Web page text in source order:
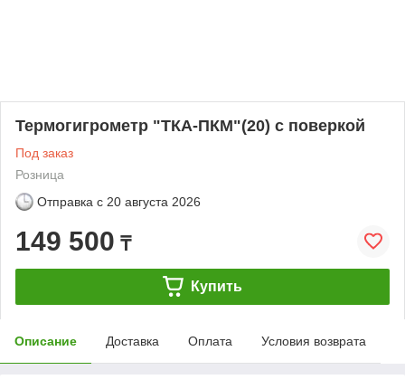
Термогигрометр "ТКА-ПКМ"(20) с поверкой
Под заказ
Розница
Отправка с 20 августа 2026
149 500 ₸
Купить
Описание Доставка Оплата Условия возврата